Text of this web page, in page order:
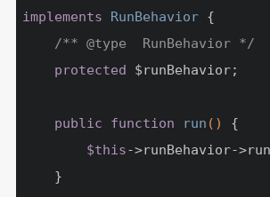
implements
RunBehavior {
/** @type
  RunBehavior */
protected $runBehavior;
public function run ()
{
$this->runBehavior-